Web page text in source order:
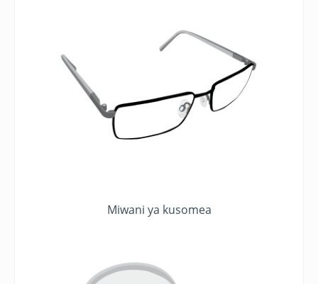
Miwani ya kusomea